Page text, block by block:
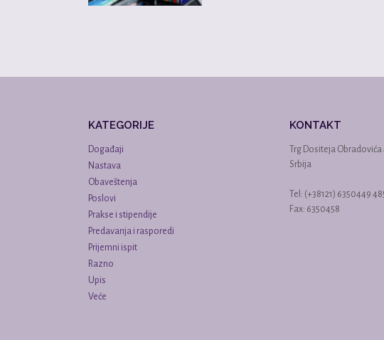
KATEGORIJE
Događaji
Nastava
Obaveštenja
Poslovi
Prakse i stipendije
Predavanja i rasporedi
Prijemni ispit
Razno
Upis
Veće
KONTAKT
Trg Dositeja
Srbija
Tel: (+38121) 6350449
Fax: 6350458